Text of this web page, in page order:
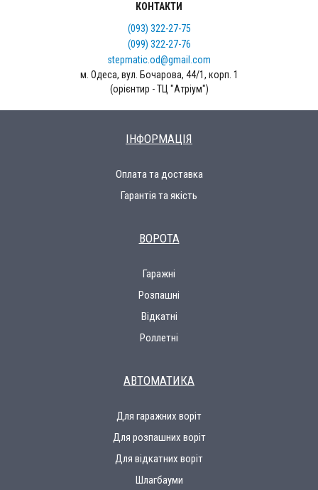
КОНТАКТИ
(093) 322-27-75
(099) 322-27-76
stepmatic.od@gmail.com
м. Одеса, вул. Бочарова, 44/1, корп. 1
(орієнтир - ТЦ "Атріум")
ІНФОРМАЦІЯ
Оплата та доставка
Гарантія та якість
ВОРОТА
Гаражні
Розпашні
Відкатні
Роллетні
АВТОМАТИКА
Для гаражних воріт
Для розпашних воріт
Для відкатних воріт
Шлагбауми